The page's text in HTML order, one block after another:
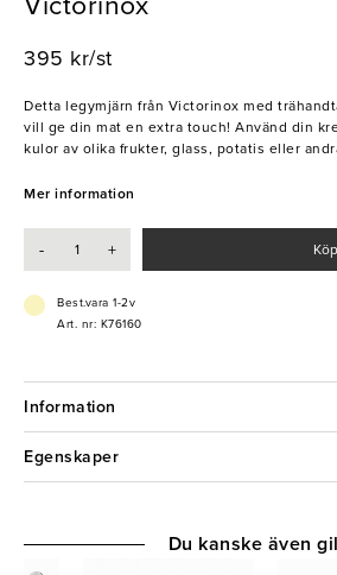
395 kr/st
Detta legymjärn från Victorinox med
vill ge din mat en extra touch! Använd din
kulor av olika frukter, glass, potatis eller
använda, och är ett måste i ditt kök.
Mer information
- + Köp
Best.vara 1-2v
Art. nr: K76160
Information
Egenskaper
Du kanske även